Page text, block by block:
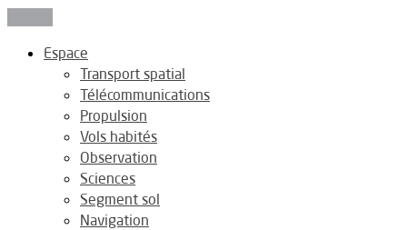
Espace
Transport spatial
Télécommunications
Propulsion
Vols habités
Observation
Sciences
Segment sol
Navigation